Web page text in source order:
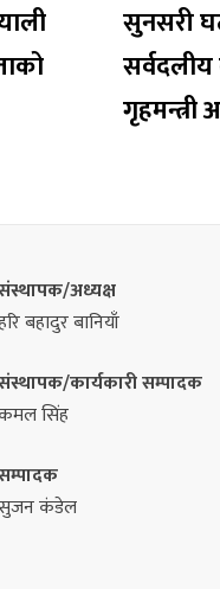
सुनसरी
सर्वदलीय
गृहमन्त्री
अध्यक्ष
बहादुर बानियाँ
कार्यकारी सम्पादक
सिंह
कंडेल